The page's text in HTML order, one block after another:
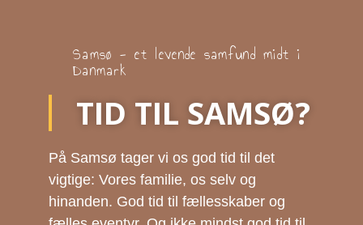
Samsø - et levende samfund midt i
Danmark
TID TIL SAMSØ?
På Samsø tager vi os god tid til det
vigtige: Vores familie, os selv og
hinanden. God tid til fællesskaber og